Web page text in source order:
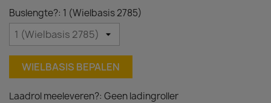
Buslengte?: 1 (Wielbasis 2785)
WIELBASIS BEPALEN
Laadrol meeleveren?: Geen ladingroller